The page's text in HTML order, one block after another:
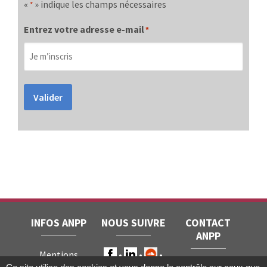
« * » indique les champs nécessaires
Entrez votre adresse e-mail*
Valider
INFOS ANPP
Mentions
NOUS SUIVRE
CONTACT
ANPP